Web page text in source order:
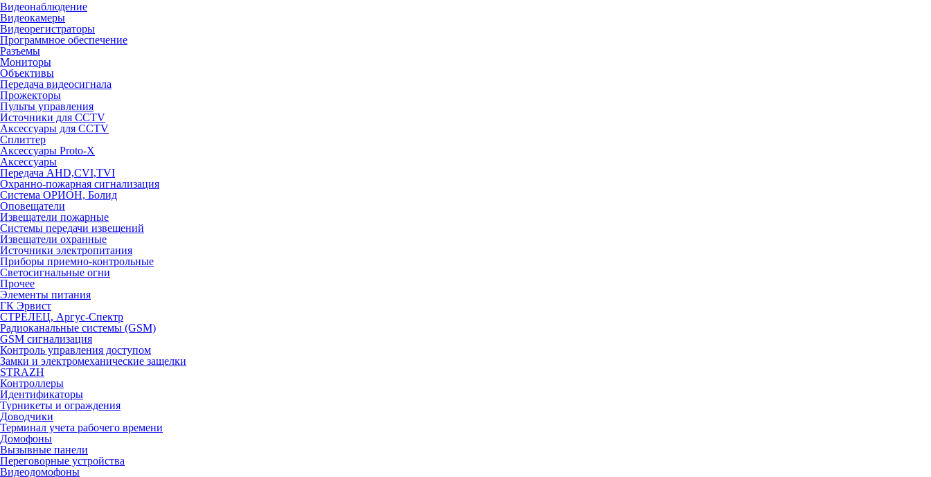
Видеонаблюдение
Видеокамеры
Видеорегистраторы
Программное обеспечение
Разъемы
Мониторы
Объективы
Передача видеосигнала
Прожекторы
Пульты управления
Источники для CCTV
Аксессуары для CCTV
Сплиттер
Аксессуары Proto-X
Аксессуары
Передача AHD,CVI,TVI
Охранно-пожарная сигнализация
Система ОРИОН, Болид
Оповещатели
Извещатели пожарные
Системы передачи извещений
Извещатели охранные
Источники электропитания
Приборы приемно-контрольные
Светосигнальные огни
Прочее
Элементы питания
ГК Эрвист
СТРЕЛЕЦ, Аргус-Спектр
Радиоканальные системы (GSM)
GSM сигнализация
Контроль управления доступом
Замки и электромеханические защелки
STRAZH
Контроллеры
Идентификаторы
Турникеты и ограждения
Доводчики
Терминал учета рабочего времени
Домофоны
Вызывные панели
Переговорные устройства
Видеодомофоны